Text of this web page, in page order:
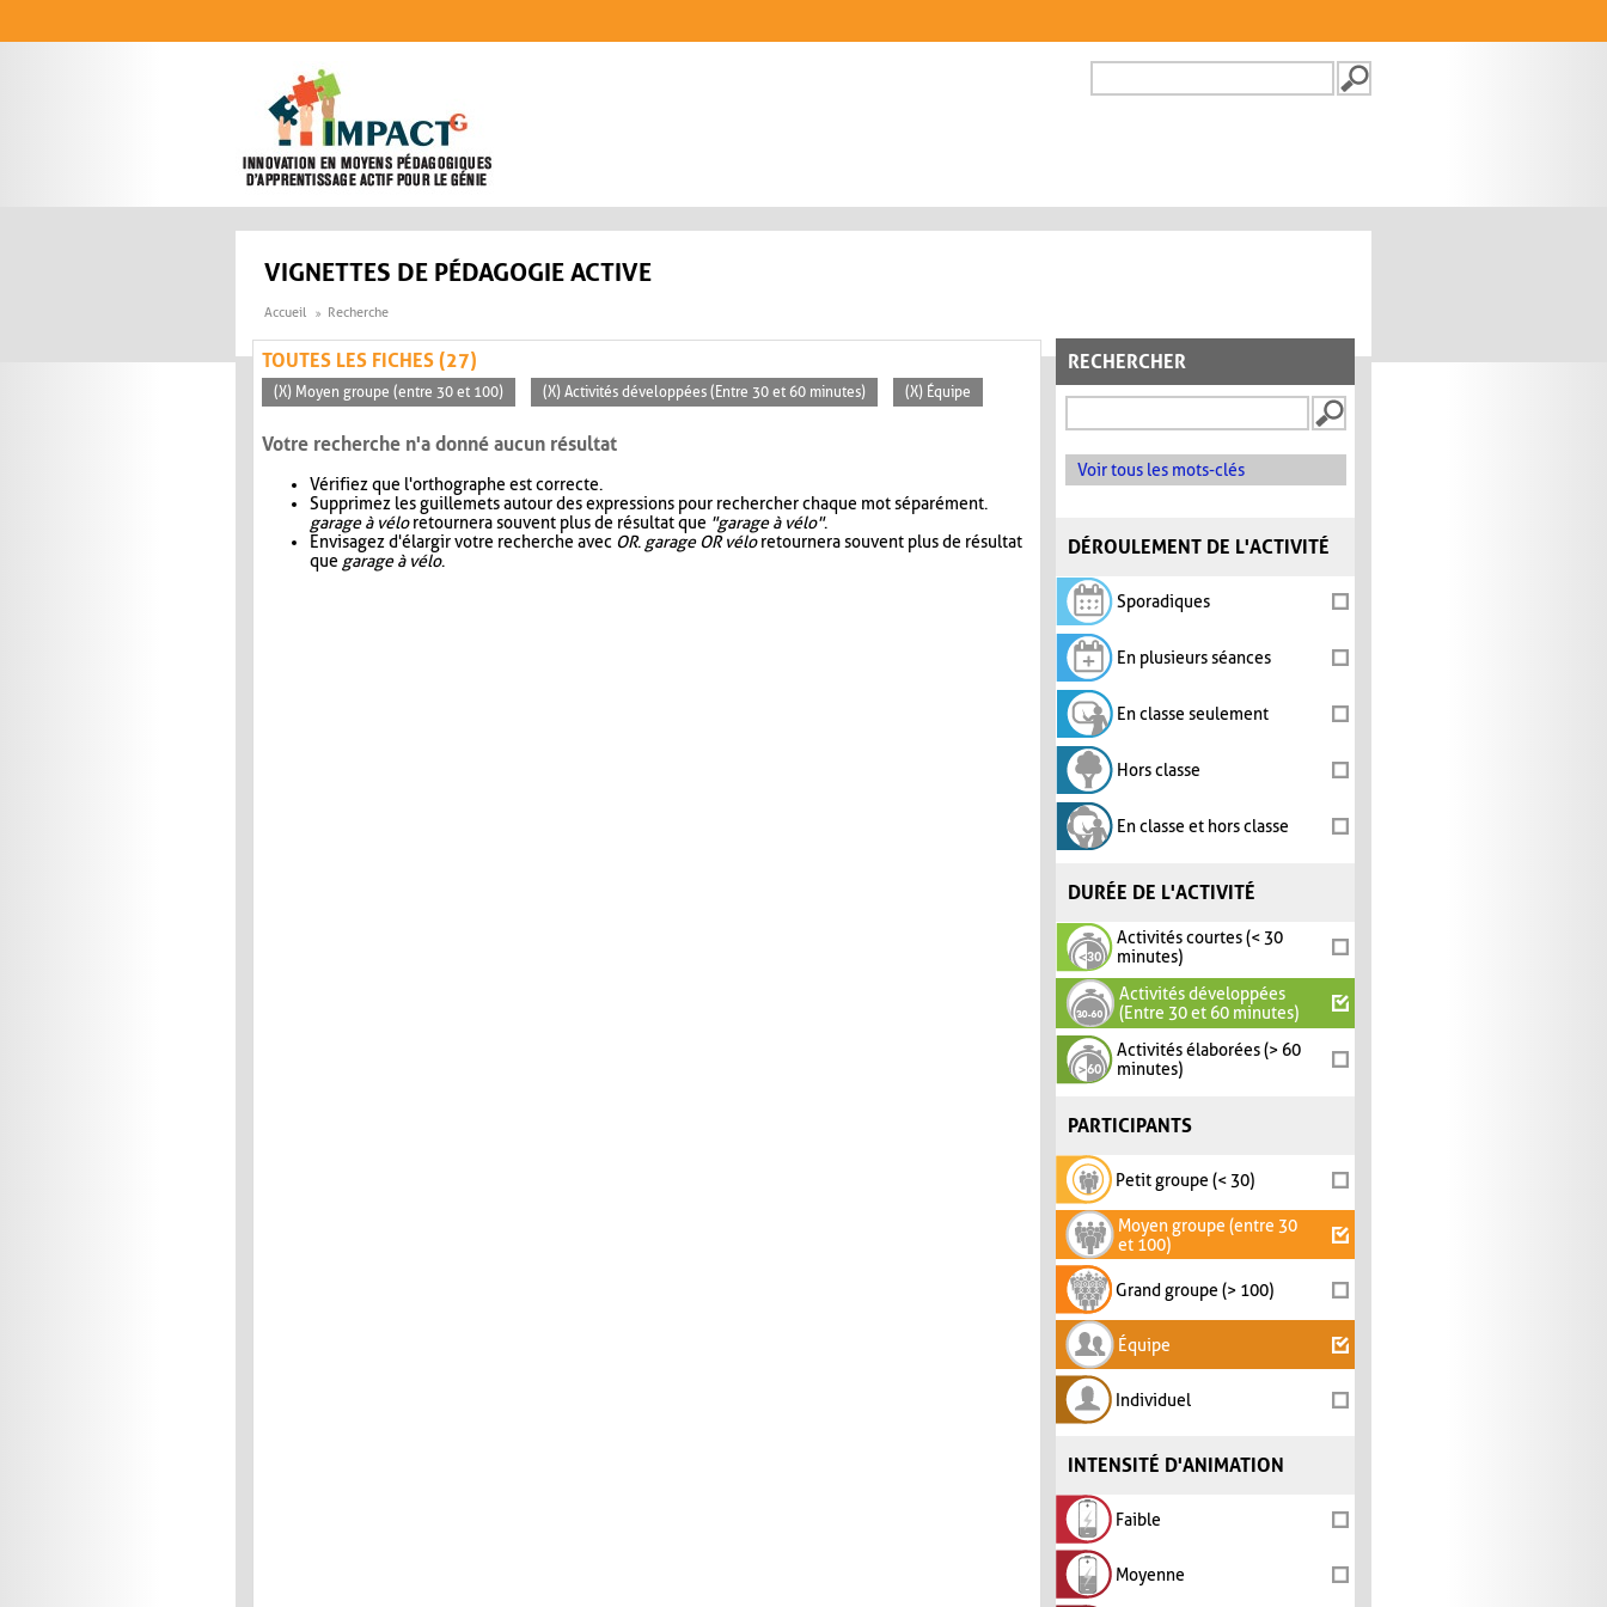
FORMULAIRE DE
VIGNETTES DE PÉDAGOGIE ACTIVE
Accueil Recherche
RECHERCHER
Voir tous les mots-clés
DÉROULEMENT DE L'ACTIVITÉ
Sporadiques
En plusieurs séances
En classe seulement
Hors classe
En classe et hors classe
DURÉE DE L'ACTIVITÉ
Activités courtes (< 30
minutes)
Activités développées
(Entre 30 et 60 minutes)
Activités élaborées (> 60
minutes)
PARTICIPANTS
Petit groupe (< 30)
Moyen groupe (entre 30
et 100)
Grand groupe (> 100)
Équipe
Individuel
INTENSITÉ D'ANIMATION
Faible
Moyenne
TOUTES LES FICHES (27)
(X) Moyen groupe (entre 30 et 100) (X) Activités développées (Entre 30 et 60 minutes) (X) Équipe
Votre recherche n'a donné aucun résultat
Vérifiez que l'orthographe est correcte.
Supprimez les guillemets autour des expressions pour rechercher chaque mot séparément.
garage à véloretournera souvent plus de résultat que "garage à vélo".
Envisagez d'élargir votre recherche avec OR. garage OR véloretournera souvent plus de résultat
que garage à vélo.